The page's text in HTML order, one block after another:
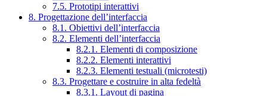
7.5. Prototipi interattivi
8. Progettazione dell’interfaccia
8.1. Obiettivi dell’interfaccia
8.2. Elementi dell’interfaccia
8.2.1. Elementi di composizione
8.2.2. Elementi interattivi
8.2.3. Elementi testuali (microtesti)
8.3. Progettare e costruire in alta fedeltà
8.3.1. Layout di pagina